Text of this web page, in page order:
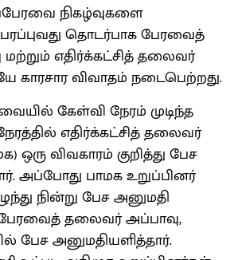
நிகழ்வுகளை
தொடர்பாக பேரவைத்
எதிர்க்கட்சித் தலைவர்
காரசார விவாதம் நடைபெற்றது.
கேள்வி நேரம் முடிந்த
எதிர்க்கட்சித் தலைவர்
ஒரு விவகாரம் குறித்து பேச
அப்போது பாமக உறுப்பினர்
நின்று பேச அனுமதி
தலைவர் அப்பாவு,
பேச அனுமதியளித்தார்.